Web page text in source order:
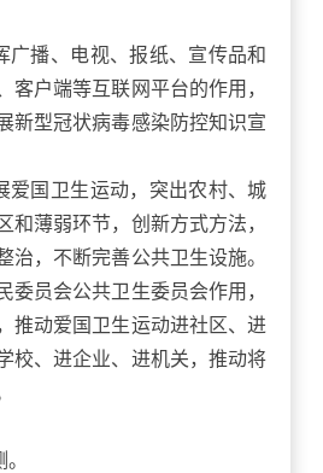
广播、电视、报纸、宣传品和
客户端等互联网平台的作用，
新型冠状病毒感染防控知识宣
爱国卫生运动，突出农村、城
和薄弱环节，创新方式方法，
治，不断完善公共卫生设施。
委员会公共卫生委员会作用，
推动爱国卫生运动进社区、进
校、进企业、进机关，推动将